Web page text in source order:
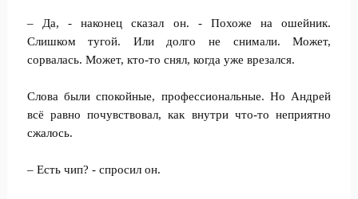
– Да, - наконец сказал он. - Похоже на ошейник.
Слишком тугой. Или долго не снимали. Может,
сорвалась. Может, кто-то снял, когда уже врезался.
Слова были спокойные, профессиональные. Но Андрей
всё равно почувствовал, как внутри что-то неприятно
сжалось.
– Есть чип? - спросил он.